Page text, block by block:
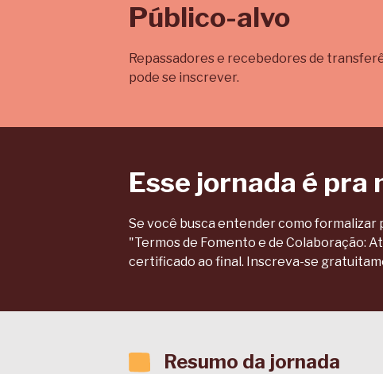
Público-alvo
Repassadores e recebedores de
pode se inscrever.
Esse jornada é pra
Se você busca entender como formalizar
"Termos de Fomento e de Colaboração:
certificado ao final. Inscreva-se
Resumo da jornada